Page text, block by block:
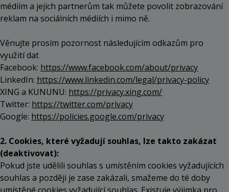
médiím a jejich partnerům tak můžete povolit zobrazování
reklam na sociálních médiích i mimo ně.
Věnujte prosím pozornost následujícím odkazům pro
využití dat
Facebook: https://www.facebook.com/about/privacy
LinkedIn: https://www.linkedin.com/legal/privacy-policy
XING a KUNUNU: https://privacy.xing.com/
Twitter: https://twitter.com/privacy
Google: https://policies.google.com/privacy
2. Cookies, které vyžadují souhlas, lze takto zakázat
(deaktivovat):
Pokud jste udělili souhlas s umístěním cookies vyžadujících
souhlas a později je zase zakázali, smažeme do té doby